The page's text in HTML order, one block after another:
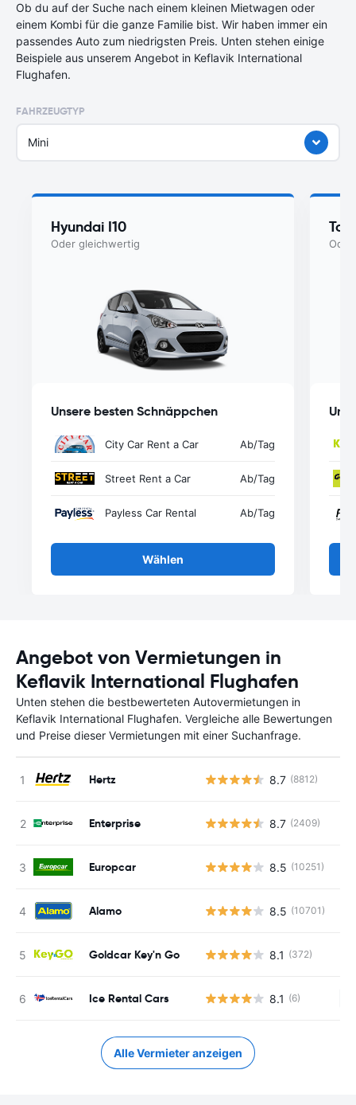
Ob du auf der Suche nach einem kleinen Mietwagen oder
einem Kombi für die ganze Familie bist. Wir haben immer ein
passendes Auto zum niedrigsten Preis. Unten stehen einige
Beispiele aus unserem Angebot in Keflavik International
Flughafen.
FAHRZEUGTYP
Mini
Hyundai I10
Oder gleichwertig
Unsere besten Schnäppchen
City Car Rent a Car Ab/Tag
Street Rent a Car Ab/Tag
Payless Car Rental Ab/Tag
Wählen
Angebot von Vermietungen in
Keflavik International Flughafen
Unten stehen die bestbewerteten Autovermietungen in
Keflavik International Flughafen. Vergleiche alle Bewertungen
und Preise dieser Vermietungen mit einer Suchanfrage.
Hertz 8.7 (8812)
Enterprise 8.7 (2409)
Europcar 8.5 (10251)
Alamo 8.5 (10701)
Goldcar Key'n Go 8.1 (372)
Ice Rental Cars 8.1 (6)
Alle Vermieter anzeigen